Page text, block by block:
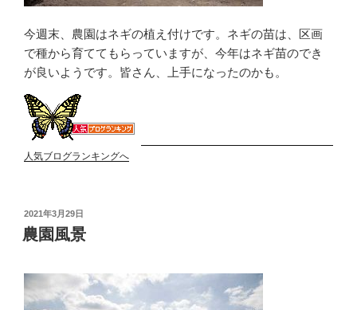
今週末、農園はネギの植え付けです。ネギの苗は、区画
で種から育ててもらっていますが、今年はネギ苗のでき
が良いようです。皆さん、上手になったのかも。
人気ブログランキングへ
投
稿
日:
2021年3月29日
農園風景